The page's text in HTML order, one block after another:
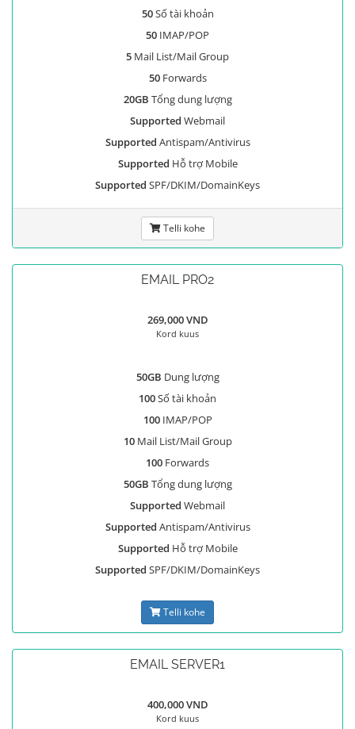
50Số tài khoản
50 IMAP/POP
5 Mail List/Mail Group
50Forwards
20GB Tổng dung lượng
Supported Webmail
Supported Antispam/Antivirus
Supported Hỗ trợ Mobile
Supported SPF/DKIM/DomainKeys
Telli kohe
EMAIL PRO2
269,000 VND
Kord kuus
50GB Dung lượng
100Số tài khoản
100IMAP/POP
10Mail List/Mail Group
100 Forwards
50GB Tổng dung lượng
Supported Webmail
Supported Antispam/Antivirus
Supported Hỗ trợ Mobile
Supported SPF/DKIM/DomainKeys
Telli kohe
EMAIL SERVER1
400,000 VND
Kord kuus